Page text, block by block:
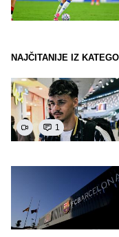
NAJČITANIJE IZ
1